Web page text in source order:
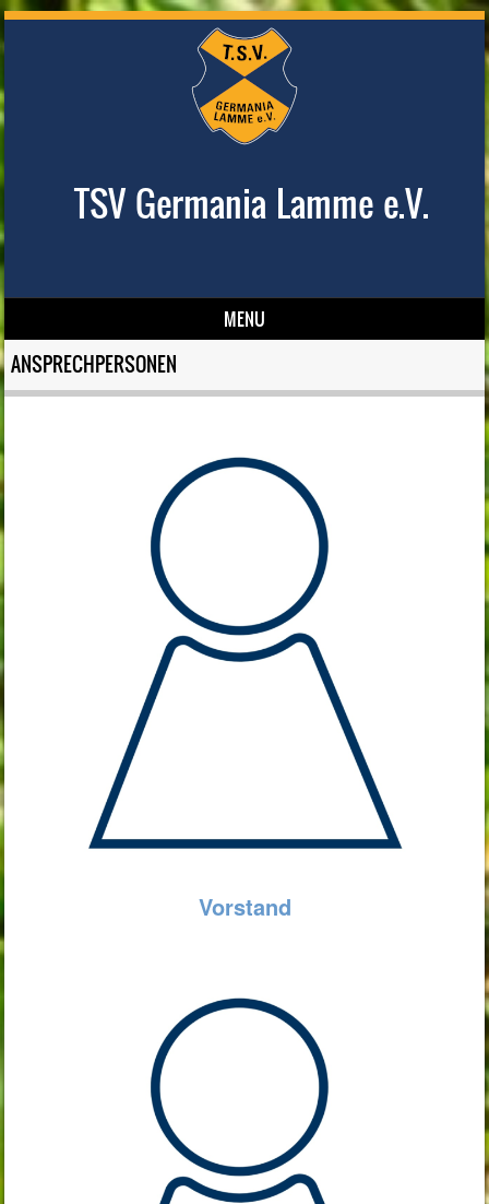
TSV Germania Lamme e.V.
MENU
Skip to content
ANSPRECHPERSONEN
Vorstand